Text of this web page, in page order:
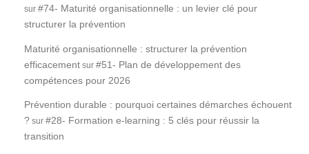
sur #74- Maturité organisationnelle : un levier clé pour
structurer la prévention
Maturité organisationnelle : structurer la prévention
efficacement sur #51- Plan de développement des
compétences pour 2026
Prévention durable : pourquoi certaines démarches échouent
? sur #28- Formation e-learning : 5 clés pour réussir la
transition